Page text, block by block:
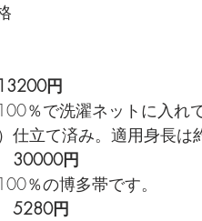
円
％で洗濯ネットに入れ
仕立て済み。適用身長
30000円
％の博多帯です。
5280円